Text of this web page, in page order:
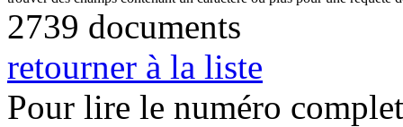
2739 documents
retourner à la liste
Pour lire le numéro